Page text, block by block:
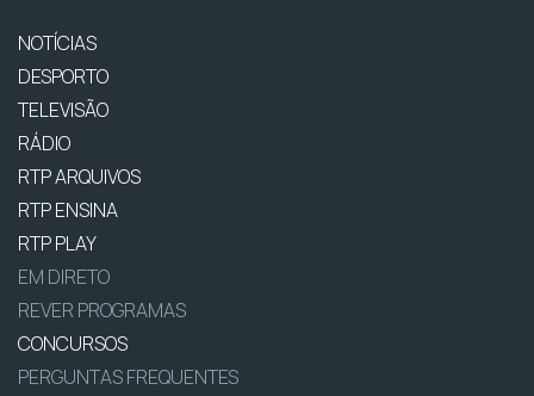
NOTÍCIAS
DESPORTO
TELEVISÃO
RÁDIO
RTP ARQUIVOS
RTP ENSINA
RTP PLAY
EM DIRETO
REVER PROGRAMAS
CONCURSOS
PERGUNTAS FREQUENTES